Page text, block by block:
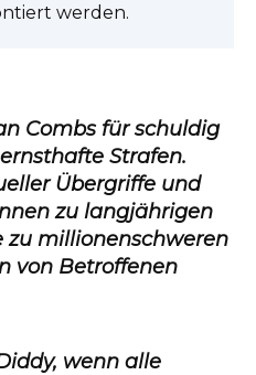
werden.
Combs für schuldig
Strafen.
Übergriffe und
zu langjährigen
zu millionenschweren
von Betroffenen
wenn alle